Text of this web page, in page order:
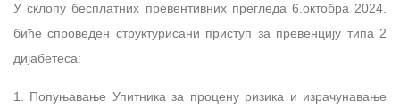
У склопу бесплатних превентивних прегледа 6.октобра 2024.
биће спроведен структурисани приступ за превенцију типа 2
дијабетеса:
1. Попуњавање Упитника за процену ризика и израчунавање